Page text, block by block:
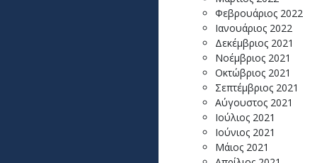
Φεβρουάριος 2022
Ιανουάριος 2022
Δεκέμβριος 2021
Νοέμβριος 2021
Οκτώβριος 2021
Σεπτέμβριος 2021
Αύγουστος 2021
Ιούλιος 2021
Ιούνιος 2021
Μάιος 2021